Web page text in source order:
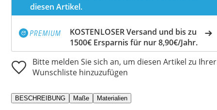
diesen Artikel.
KOSTENLOSER Versand und bis zu
1500€ Ersparnis für nur 8,90€/Jahr.
Bitte melden Sie sich an, um diesen Artikel zu Ihrer
Wunschliste hinzuzufügen
BESCHREIBUNG Maße Materialien